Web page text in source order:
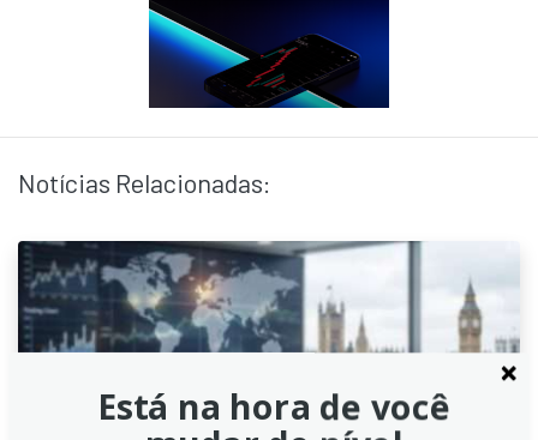
Notícias Relacionadas:
Está na hora de você